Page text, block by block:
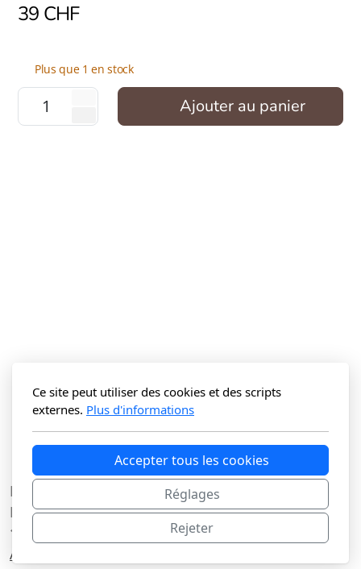
39 CHF
Plus que 1 en stock
Ajouter au panier
La Vitrine du N Sàrl
Route du Lac 3C
1427 Bonvillars
Accueil
Ce site peut utiliser des cookies et des scripts
externes. Plus d'informations
Accepter tous les cookies
Réglages
Rejeter